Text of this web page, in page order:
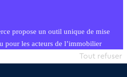
propose un outil unique de mise
pour les acteurs de l’immobilier
territoriales, simple et intégrant
Tout refuser